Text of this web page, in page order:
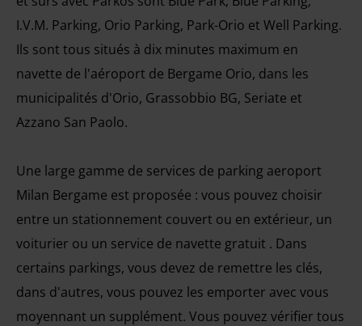
I.V.M. Parking, Orio Parking, Park-Orio et Well Parking.
Ils sont tous situés à dix minutes maximum en
navette de l'aéroport de Bergame Orio, dans les
municipalités d'Orio, Grassobbio BG, Seriate et
Azzano San Paolo.
Une large gamme de services de parking aeroport
Milan Bergame est proposée : vous pouvez choisir
entre un stationnement couvert ou en extérieur, un
voiturier ou un service de navette gratuit . Dans
certains parkings, vous devez de remettre les clés,
dans d'autres, vous pouvez les emporter avec vous
moyennant un supplément. Vous pouvez vérifier tous